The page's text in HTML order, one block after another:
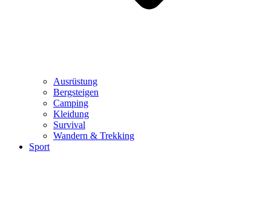
Ausrüstung
Bergsteigen
Camping
Kleidung
Survival
Wandern & Trekking
Sport